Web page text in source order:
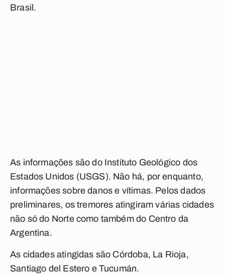
Brasil.
As informações são do Instituto Geológico dos
Estados Unidos (USGS). Não há, por enquanto,
informações sobre danos e vítimas. Pelos dados
preliminares, os tremores atingiram várias cidades
não só do Norte como também do Centro da
Argentina.
As cidades atingidas são Córdoba, La Rioja,
Santiago del Estero e Tucumán.